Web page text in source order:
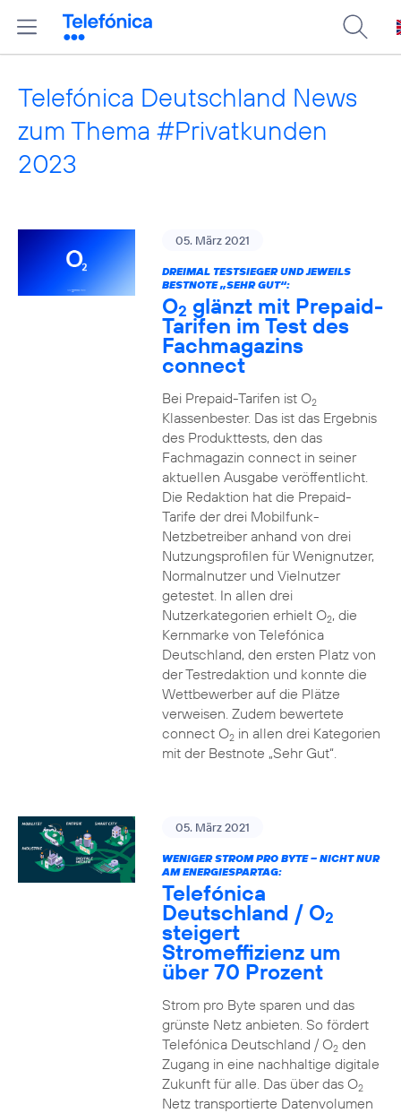
Telefónica Deutschland News
zum Thema #Privatkunden
2023
05. März 2021
DREIMAL TESTSIEGER UND JEWEILS
BESTNOTE „SEHR GUT“:
O2 glänzt mit Prepaid-
Tarifen im Test des
Fachmagazins
connect
Bei Prepaid-Tarifen ist O2
Klassenbester. Das ist das Ergebnis
des Produkttests, den das
Fachmagazin connect in seiner
aktuellen Ausgabe veröffentlicht.
Die Redaktion hat die Prepaid-
Tarife der drei Mobilfunk-
Netzbetreiber anhand von drei
Nutzungsprofilen für Wenignutzer,
Normalnutzer und Vielnutzer
getestet. In allen drei
Nutzerkategorien erhielt O2, die
Kernmarke von Telefónica
Deutschland, den ersten Platz von
der Testredaktion und konnte die
Wettbewerber auf die Plätze
verweisen. Zudem bewertete
connect O2in allen drei Kategorien
mit der Bestnote „Sehr Gut“.
05. März 2021
WENIGER STROM PRO BYTE – NICHT NUR
AM ENERGIESPARTAG:
Telefónica
Deutschland / O2
steigert
Stromeffizienz um
über 70 Prozent
Strom pro Byte sparen und das
grünste Netz anbieten. So fördert
Telefónica Deutschland / O2den
Zugang in eine nachhaltige digitale
Zukunft für alle. Das über das O2
Netz transportierte Datenvolumen